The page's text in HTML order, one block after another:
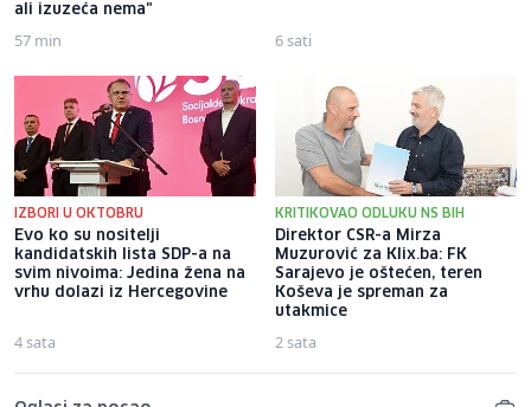
ali izuzeća nema"
57 min 6 sati
IZBORI U OKTOBRU
Evo ko su nositelji
kandidatskih lista SDP-a na
svim nivoima: Jedina žena na
vrhu dolazi iz Hercegovine
4 sata
KRITIKOVAO ODLUKU NS BIH
Direktor CSR-a Mirza
Muzurović za Klix.ba: FK
Sarajevo je oštećen, teren
Koševa je spreman za
utakmice
2 sata